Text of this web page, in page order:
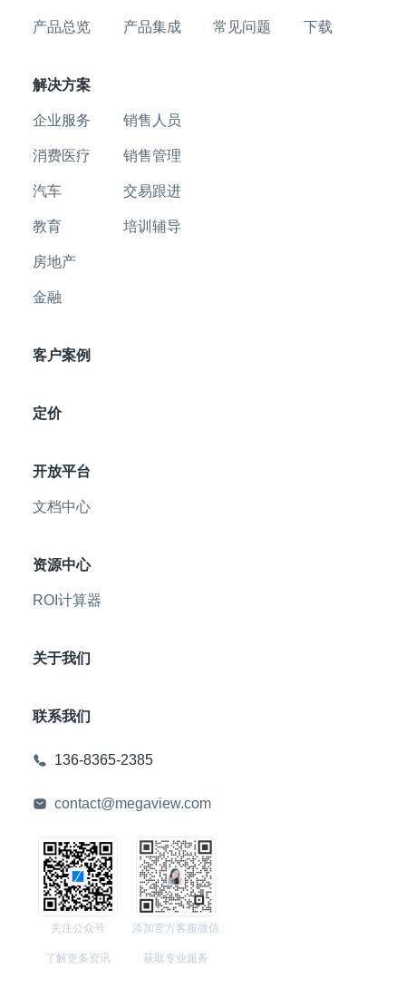
产品总览 产品集成 常见问题 下载
解决方案
企业服务
消费医疗
汽车
教育
房地产
金融
销售人员
销售管理
交易跟进
培训辅导
客户案例
定价
开放平台
文档中心
资源中心
ROI计算器
关于我们
联系我们
136-8365-2385
contact@megaview.com
关注公众号
了解更多资讯
添加官方客服微信
获取专业服务